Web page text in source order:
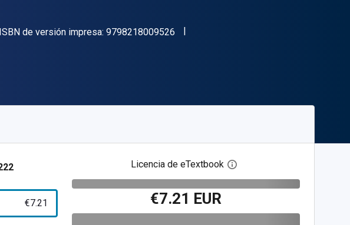
ISBN de versión impresa: 9798218009526 "ISBN-13 9798218009526"
€7.21
Licencia de eTextbook Abre el cuadro de diálogo
€7.21 EUR